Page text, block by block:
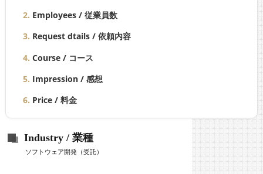
Employees / 従業員数
Request dtails / 依頼内容
Course / コース
Impression / 感想
Price / 料金
Industry / 業種
ソフトウェア開発（受託）